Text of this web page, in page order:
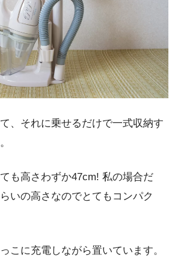
、それに乗せるだけで一式収納す
も高さわずか47cm! 私の場合だ
いの高さなのでとてもコンパク
こに充電しながら置いています。